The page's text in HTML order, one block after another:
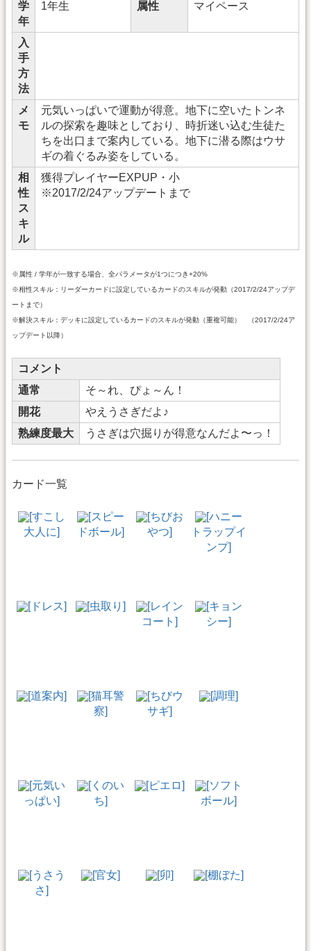
学
年
1年生 属性 マイペース
入
手
方
法
メ
モ
元気いっぱいで運動が得意。地下に空いたトンネ
ルの探索を趣味としており、時折迷い込む生徒た
ちを出口まで案内している。地下に潜る際はウサ
ギの着ぐるみ姿をしている。
相
性
ス
キ
ル
獲得プレイヤーEXPUP・小
※2017/2/24アップデートまで
※属性 / 学年が一致する場合、全パラメータが1つにつき+20%
※相性スキル：リーダーカードに設定しているカードのスキルが発動（2017/2/24アップデ
ートまで）
※解決スキル：デッキに設定しているカードのスキルが発動（重複可能） （2017/2/24ア
ップデート以降）
コメント
通常
そ～れ、ぴょ～ん！
開花
やえうさぎだよ♪
熟練度最大
うさぎは穴掘りが得意なんだよ〜っ！
カード一覧
[すこし
大人に]
[スピー
ドボール]
[ちびお
やつ]
[ハニー
トラップイ
ンプ]
[ドレス] [虫取り]
[レイン
コート]
[キョン
シー]
[道案内]
[猫耳警
察]
[ちびウ
サギ]
[調理]
[元気い
っぱい]
[くのい
ち]
[ピエロ]
[ソフト
ボール]
[うさう
さ]
[官女] [卯] [棚ぼた]